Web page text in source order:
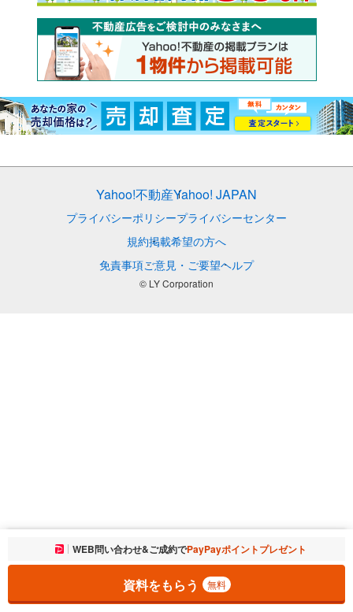
お気に入りに追加しました。 一覧を開く
WEB問い合わせ&ご成約でPayPayポイントプレゼント
資料をもらう 無料
Yahoo!不動産Yahoo! JAPAN
プライバシーポリシープライバシーセンター
規約掲載希望の方へ
免責事項ご意見・ご要望ヘルプ
© LY Corporation